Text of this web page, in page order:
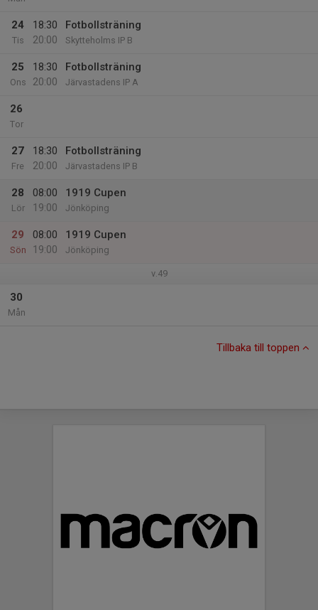
24
Tis
18:30
20:00
Fotbollsträning
Skytteholms IP B
25
Ons
18:30
20:00
Fotbollsträning
Järvastadens IP A
26
Tor
27
Fre
18:30
20:00
Fotbollsträning
Järvastadens IP B
28
Lör
08:00
19:00
1919 Cupen
Jönköping
29
Sön
08:00
19:00
1919 Cupen
Jönköping
v.49
30
Mån
Tillbaka till toppen